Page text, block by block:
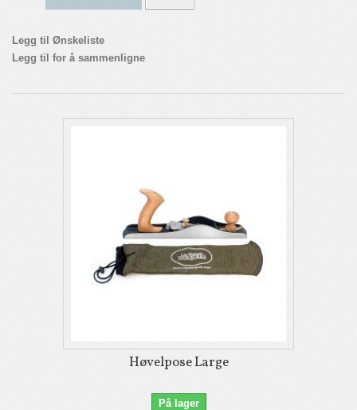
Legg til Ønskeliste
Legg til for å sammenligne
Høvelpose Large
På lager